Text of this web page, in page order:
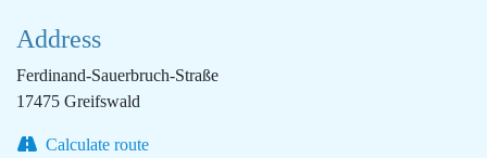
Address
Ferdinand-Sauerbruch-Straße
17475 Greifswald
Calculate route